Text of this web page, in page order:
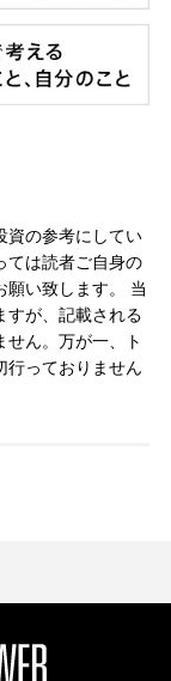
資の参考にしてい
ては読者ご自身の
願い致します。 当
すが、記載される
ん。万が一、ト
行っておりません